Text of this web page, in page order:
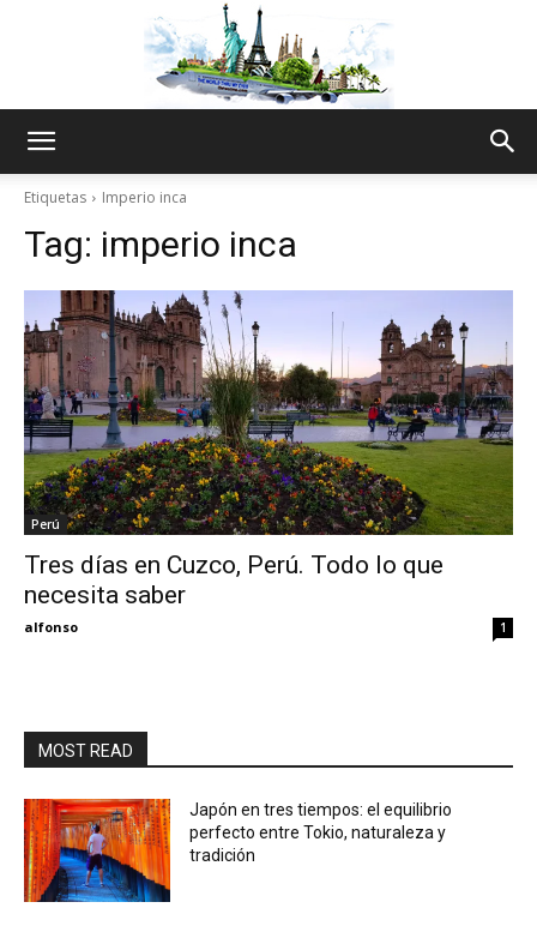
Thru
My
Etiquetas Imperio inca
Tag: imperio inca
Perú
Tres días en Cuzco, Perú. Todo lo que
necesita saber
alfonso 1
MOST READ
Japón en tres tiempos: el equilibrio
perfecto entre Tokio, naturaleza y
tradición